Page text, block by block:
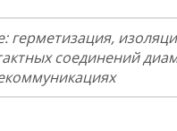
герметизация,
соединений